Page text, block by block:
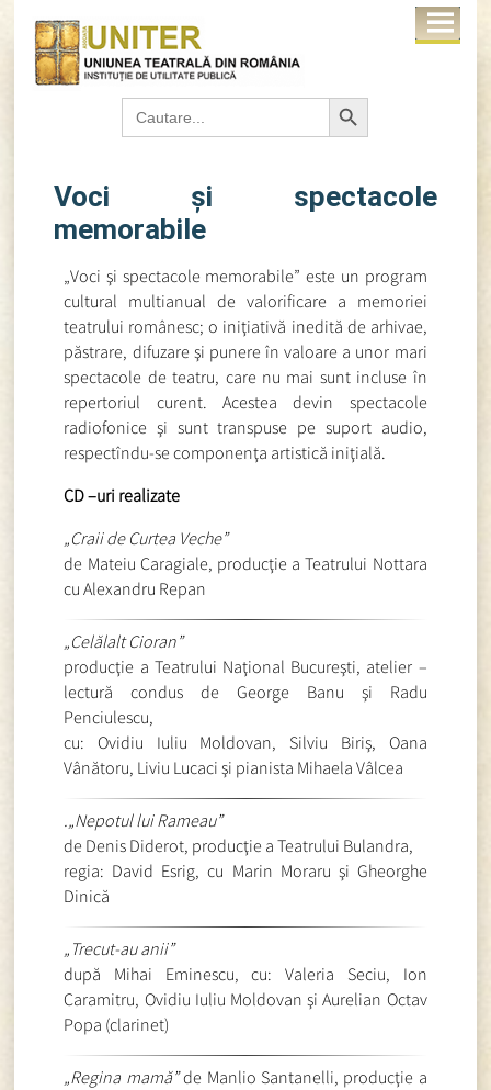
Search
for:
Search Button
Voci şi spectacole
memorabile
„Voci şi spectacole memorabile” este un program
cultural multianual de valorificare a memoriei
teatrului românesc; o iniţiativă inedită de arhivae,
păstrare, difuzare şi punere în valoare a unor mari
spectacole de teatru, care nu mai sunt incluse în
repertoriul curent. Acestea devin spectacole
radiofonice şi sunt transpuse pe suport audio,
respectîndu-se componenţa artistică iniţială.
CD –uri realizate
„Craii de Curtea Veche”
de Mateiu Caragiale, producţie a Teatrului Nottara
cu Alexandru Repan
„Celălalt Cioran”
producţie a Teatrului Naţional Bucureşti, atelier –
lectură condus de George Banu şi Radu
Penciulescu,
cu: Ovidiu Iuliu Moldovan, Silviu Biriş, Oana
Vânătoru, Liviu Lucaci şi pianista Mihaela Vâlcea
.„Nepotul lui Rameau”
de Denis Diderot, producţie a Teatrului Bulandra,
regia: David Esrig, cu Marin Moraru şi Gheorghe
Dinică
„Trecut-au anii”
după Mihai Eminescu, cu: Valeria Seciu, Ion
Caramitru, Ovidiu Iuliu Moldovan şi Aurelian Octav
Popa (clarinet)
„Regina mamă”de Manlio Santanelli, producţie a